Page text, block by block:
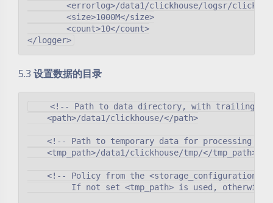
<errorlog>/data1/clickhouse/logsr/
        <size>1000M</size>
        <count>10</count>
5.3 设置数据的目录
<!-- Path to data directory, with trailing
    <path>/data1/clickhouse/</path>
<!-- Path to temporary data for processing
    <tmp_path>/data1/clickhouse/tmp/</tmp_path>
<!-- Policy from the <storage_configuration>
If not set <tmp_path> is used, otherwise